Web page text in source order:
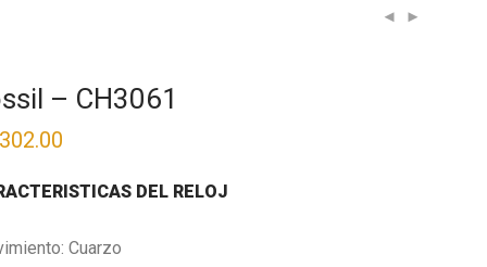
– CH3061
DEL RELOJ
Cuarzo